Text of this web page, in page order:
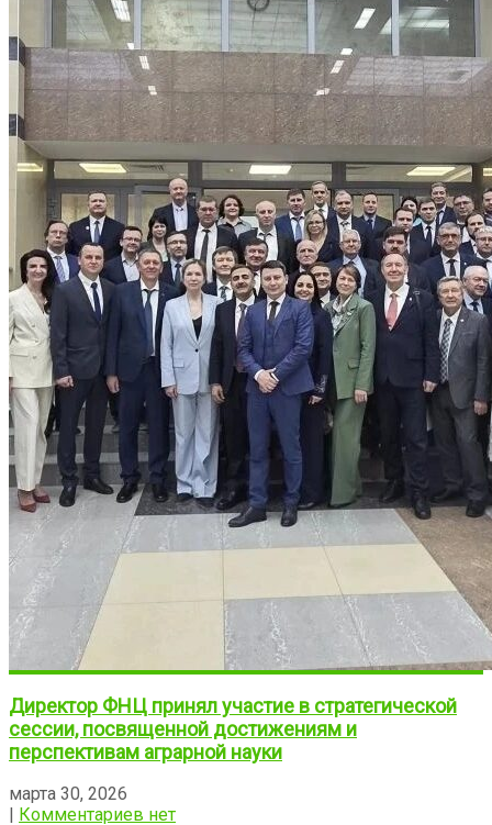
Директор ФНЦ принял участие в стратегической
сессии, посвященной достижениям и
перспективам аграрной науки
марта 30, 2026
Комментариев нет